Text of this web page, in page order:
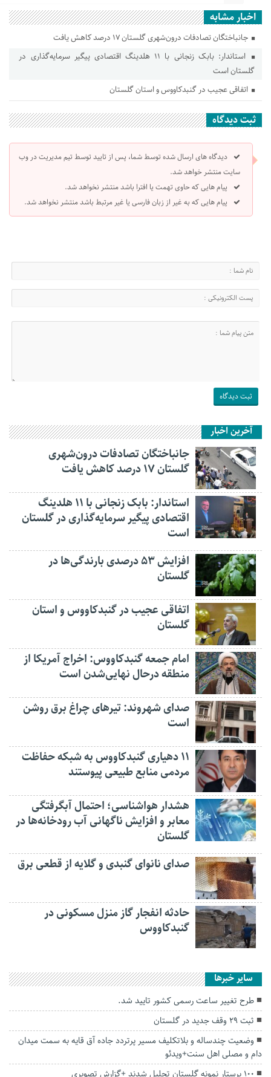
اخبار مشابه
جانباختگان تصادفات درون‌شهری گلستان ۱۷ درصد کاهش یافت
استاندار: بابک زنجانی با ۱۱ هلدینگ اقتصادی پیگیر سرمایه‌گذاری در
گلستان است
اتفاقی عجیب در‌ گنبدکاووس و استان گلستان
ثبت دیدگاه
دیدگاه های ارسال شده توسط شما، پس از تایید توسط تیم مدیریت در وب
سایت منتشر خواهد شد.
پیام هایی که حاوی تهمت یا افترا باشد منتشر نخواهد شد.
پیام هایی که به غیر از زبان فارسی یا غیر مرتبط باشد منتشر نخواهد شد.
آخرین اخبار
جانباختگان تصادفات درون‌شهری
گلستان ۱۷ درصد کاهش یافت
استاندار: بابک زنجانی با ۱۱ هلدینگ
اقتصادی پیگیر سرمایه‌گذاری در گلستان
است
افزایش ۵۳ درصدی بارندگی‌ها در
گلستان
اتفاقی عجیب در‌ گنبدکاووس و استان
گلستان
امام جمعه گنبدکاووس: اخراج آمریکا از
منطقه درحال نهایی‌شدن است
صدای شهروند: تیرهای چراغ برق روشن
است
۱۱ دهیاری گنبدکاووس به شبکه حفاظت
مردمی منابع طبیعی پیوستند
هشدار هواشناسی؛ احتمال آبگرفتگی
معابر و افزایش ناگهانی آب رودخانه‌ها در
گلستان
صدای نانوای گنبدی و گلایه از قطعی برق
حادثه انفجار گاز منزل مسکونی در
گنبدکاووس
سایر خبرها
طرح تغییر ساعت رسمی کشور تایید شد.
ثبت ۲۹ وقف جدید در گلستان
وضعیت چندساله و بلاتکلیف مسیر پرتردد جاده آق قایه به سمت میدان
دام و مصلی اهل سنت+ویدئو